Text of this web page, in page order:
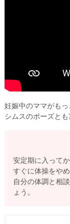
妊娠中のママがもっ
シムスのポーズとも
安定期に入って
すぐに体操をやめ
自分の体調と相
ょう。